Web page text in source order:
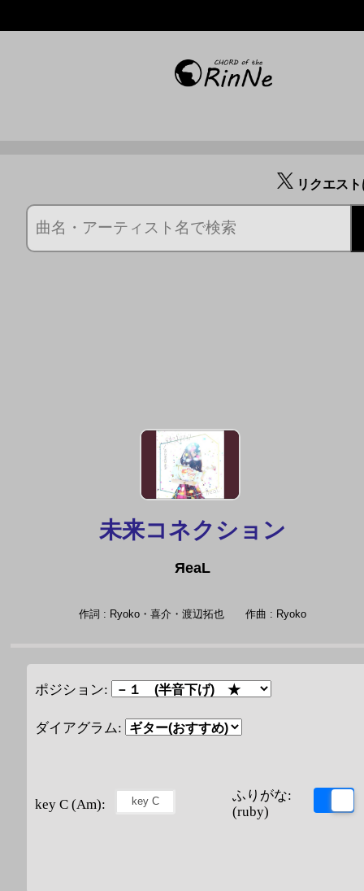
リクエス
未来コネクション
ЯeaL
作詞 : Ryoko・喜介・渡辺拓也 作曲 : Ryoko
ポジション:
ダイアグラム:
key C (Am):
ふりがな:
(ruby)